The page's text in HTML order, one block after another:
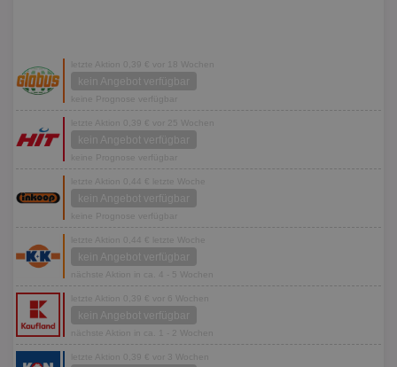
letzte Aktion 0,39 € vor 18 Wochen
kein Angebot verfügbar
keine Prognose verfügbar
letzte Aktion 0,39 € vor 25 Wochen
kein Angebot verfügbar
keine Prognose verfügbar
letzte Aktion 0,44 € letzte Woche
kein Angebot verfügbar
keine Prognose verfügbar
letzte Aktion 0,44 € letzte Woche
kein Angebot verfügbar
nächste Aktion in ca. 4 - 5 Wochen
letzte Aktion 0,39 € vor 6 Wochen
kein Angebot verfügbar
nächste Aktion in ca. 1 - 2 Wochen
letzte Aktion 0,39 € vor 3 Wochen